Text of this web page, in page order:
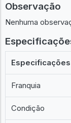
Observação
Nenhuma
Franquia
Condição